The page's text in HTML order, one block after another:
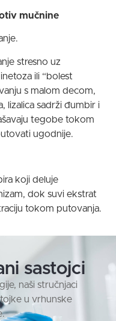
mučnine
stresno uz
ili “bolest
s malom decom,
lizalica sadrži đumbir i
tegobe tokom
ugodnije.
koji deluje
dok suvi ekstrat
tokom putovanja.
sastojci
naši stručnjaci
u vrhunske